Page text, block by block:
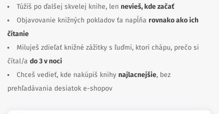
Túžiš po ďalšej skvelej knihe, len nevieš, kde začať
Objavovanie knižných pokladov ťa napĺňa rovnako ako ich
čítanie
Miluješ zdieľať knižné zážitky s ľuďmi, ktorí chápu, prečo si
čítal/a do 3 v noci
Chceš vedieť, kde nakúpiš knihy najlacnejšie, bez
prehľadávania desiatok e-shopov